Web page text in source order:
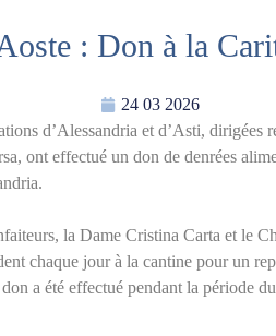
: Don à la
24 03 2026
d’Alessandria et d’Asti, dirigées
ont effectué un don de denrées
la Dame Cristina Carta et le
chaque jour à la cantine pour un
a été effectué pendant la période